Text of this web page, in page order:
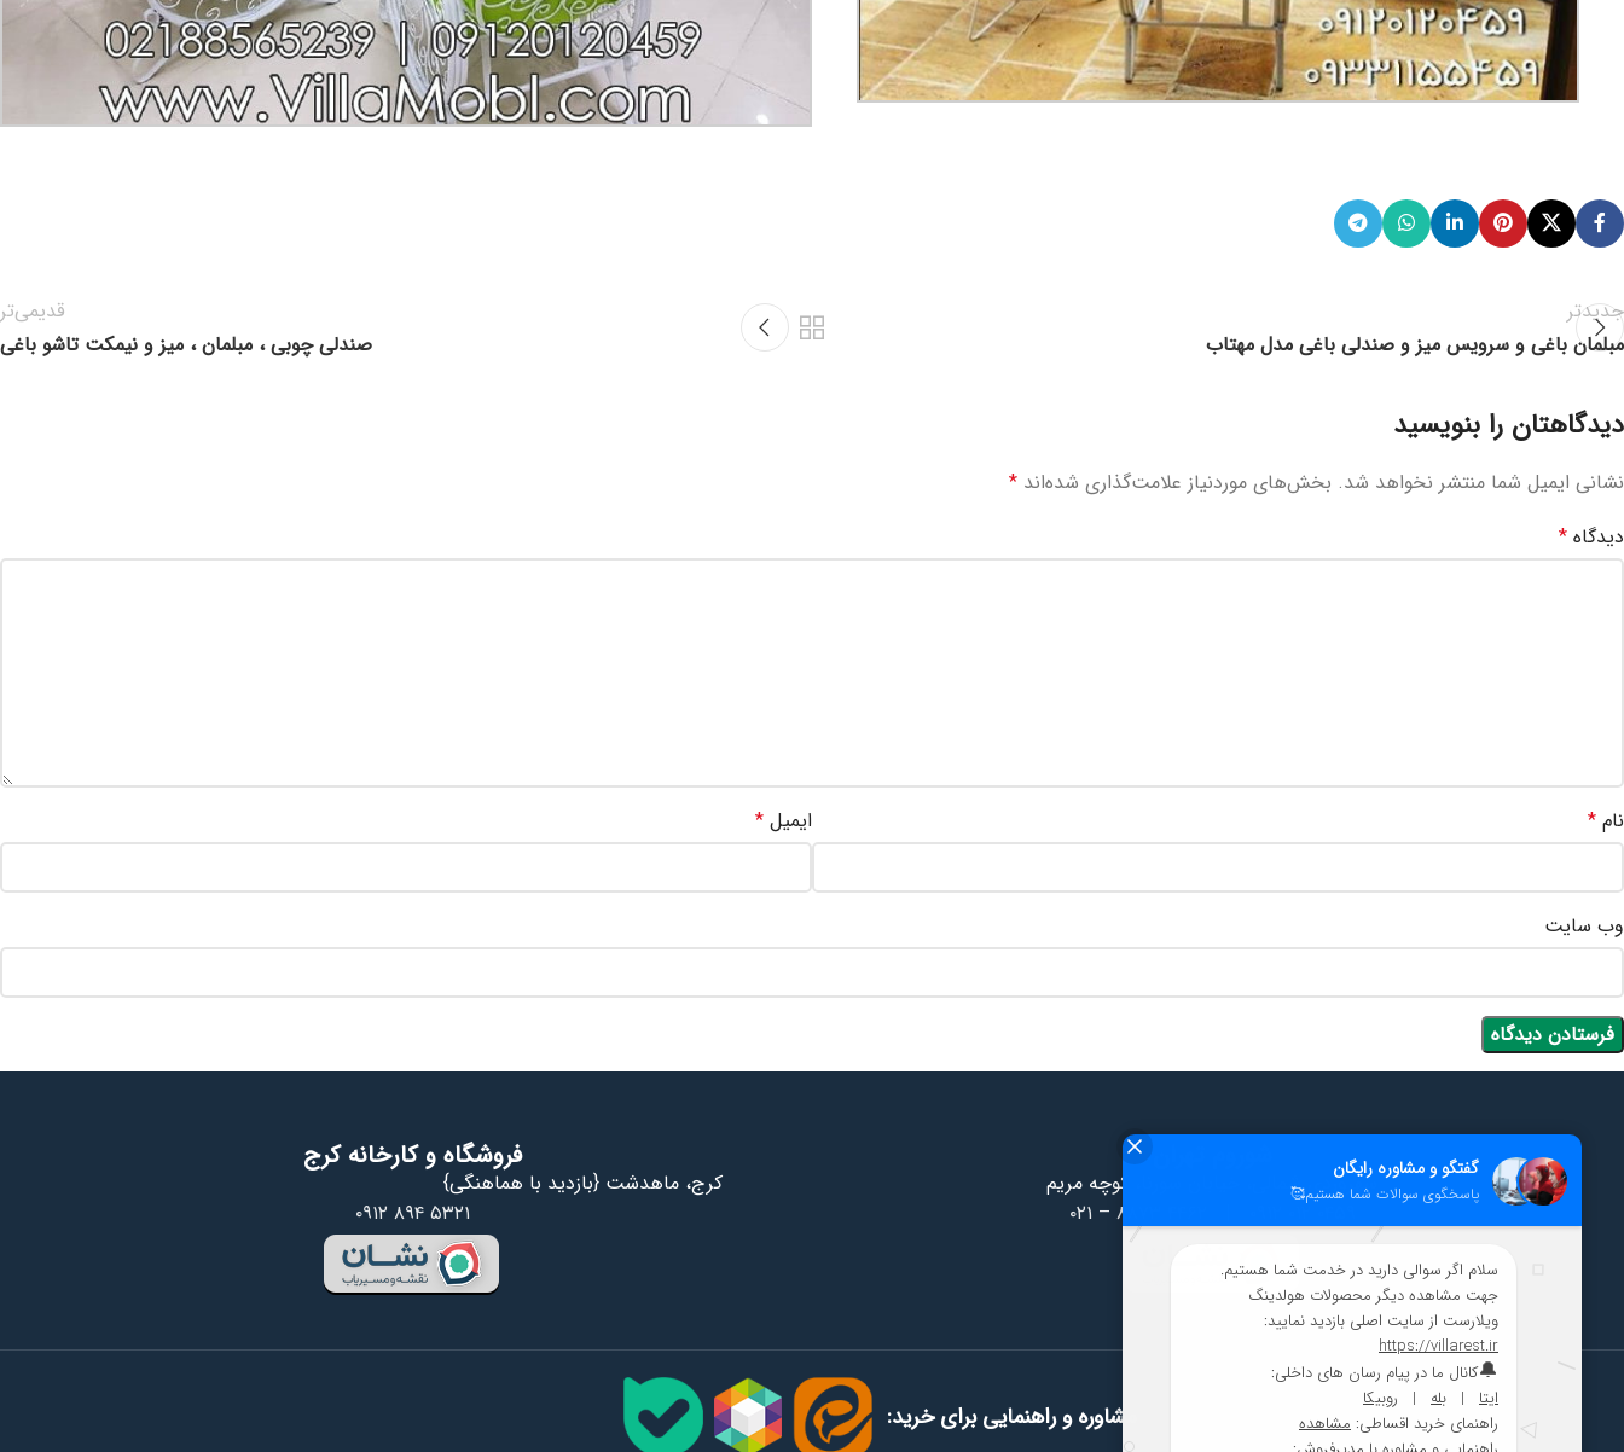
جدیدتر
مبلمان باغی و سرویس میز و صندلی باغی مدل مهتاب
قدیمی‌تر
صندلی چوبی ، مبلمان ، میز و نیمکت تاشو باغی
دیدگاهتان را بنویسید
نشانی ایمیل شما منتشر نخواهد شد. بخش‌های موردنیاز علامت‌گذاری شده‌اند *
دیدگاه *
نام * ایمیل *
وب‌ سایت
شوروم تهران
سهروردی شمالی، خیابان سورنا، کوچه مریم
۰۲۱ – ۸۸۷۳ ۴۴۶۲
۰۹۱۲ ۰۱۲ ۰۴۵۹
فروشگاه و کارخانه کرج
کرج، ماهدشت {بازدید با هماهنگی}
۰۹۱۲ ۸۹۴ ۵۳۲۱
مشاوره و راهنمایی برای خرید: